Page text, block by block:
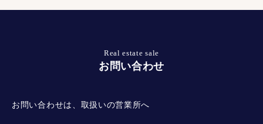
Real estate sale
お問い合わせ
お問い合わせは、取扱いの営業所へ